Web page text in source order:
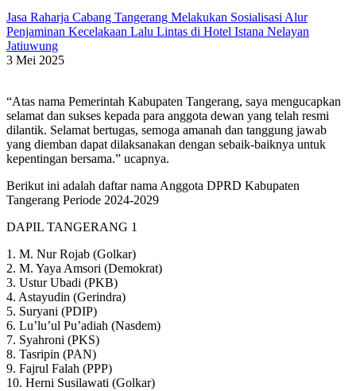
Jasa Raharja Cabang Tangerang Melakukan Sosialisasi Alur
Penjaminan Kecelakaan Lalu Lintas di Hotel Istana Nelayan
Jatiuwung
3 Mei 2025
“Atas nama Pemerintah Kabupaten Tangerang, saya mengucapkan
selamat dan sukses kepada para anggota dewan yang telah resmi
dilantik. Selamat bertugas, semoga amanah dan tanggung jawab
yang diemban dapat dilaksanakan dengan sebaik-baiknya untuk
kepentingan bersama.” ucapnya.
Berikut ini adalah daftar nama Anggota DPRD Kabupaten
Tangerang Periode 2024-2029
DAPIL TANGERANG 1
1. M. Nur Rojab (Golkar)
2. M. Yaya Amsori (Demokrat)
3. Ustur Ubadi (PKB)
4. Astayudin (Gerindra)
5. Suryani (PDIP)
6. Lu’lu’ul Pu’adiah (Nasdem)
7. Syahroni (PKS)
8. Tasripin (PAN)
9. Fajrul Falah (PPP)
10. Herni Susilawati (Golkar)